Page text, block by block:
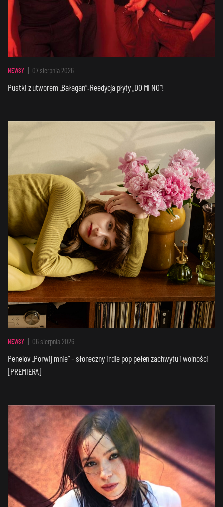
NEWSY 07 sierpnia 2026
Pustki z utworem „Bałagan”. Reedycja płyty „DO MI NO”!
NEWSY 06 sierpnia 2026
Penelov „Porwij mnie” – słoneczny indie pop pełen zachwytu i wolności
[PREMIERA]